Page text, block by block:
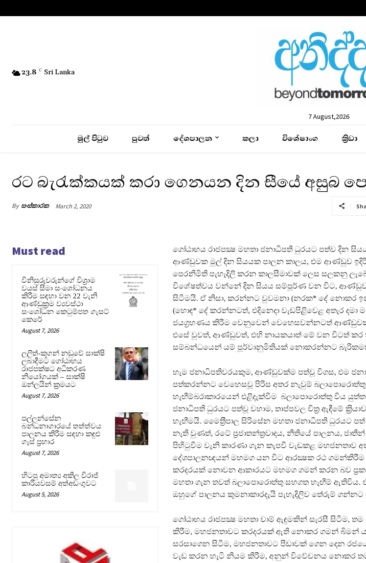
23.8 C Sri Lanka
7 August,2026
මුල් පිටුව පුවත් දේශපාලන කලා විශේෂාංග ක්‍රිඩා
රට බැරැක්කයක් කරා ගෙනයන දින සීයේ අසුබ
By සංස්කාරක March 2, 2020
Must read
විනිසුරුවරුන්ගේ විශ්‍රාම
වයස් සීමා සංශෝධනය
කිරීම සඳහා වන 22 වැනි
ආණ්ඩුක්‍රම ව්‍යවස්ථා
සංශෝධන කෙටුම්පත ගැසට්
කෙරේ
August 7, 2026
ලලිත්-කූගන් නඩුවේ සාක්ෂි
ලබාදීමට ගෝඨාභය
රාජපක්ෂට අධිකරණ
නියෝගයක් – සාක්ෂි
ඔන්ලයින් ක්‍රමයට
August 7, 2026
පල්ලන්සේන
බන්ධනාගාරයේ තත්ත්වය
පාලනය කිරීම සඳහා කඳුළු
ගෑස් ප්‍රහාර
August 7, 2026
හිටපු අමාත්‍ය අකිල විරාජ්
කාරියවසම් අත්අඩංගුවට
August 5, 2026
ගෝඨාභය රාජපක්‍ෂ මහතා ජනාධිපති ධුරයට පත්ව දින
ආණ්ඩුවක මුල් දින සියයක පාලන කාලය, එම ආණ්ඩුව
පෙරනිමිති පැහැදිලි කරන කාලසීමාවක් ලෙස සලකනු
විශේෂත්වය වන්නේ දින සියය සම්පූර්ණ වන විට,
සිටීමයි. ඒ නිසා, කරන්නට වුවමනා (නරක* දේ නොකර
(හොඳ* දේ කරන්නටත්, එදිනෙදා වැඩපිළිවෙළ අතැර
ජයග‍්‍රහණය කිරීම වෙනුවෙන් වෙහෙසවන්නටත් ආණ්ඩුවක්
එසේ වුවත්, ආණ්ඩුවත්, එහි නායකයාත් මේ වන විටත් කර
සම්බන්ධයෙන් යම් පූර්වානුමිතියක් නොකරන්නට
හැම ජනාධිපතිවරයකුම, ආණ්ඩුවක්ම පත්වූ විගස, එම
පත්කරන්නට වෙහෙසවූ පිරිස අතර නැවුම් බලාපොරොත්තු,
හැඟීම්බරාකාරයෙන් එළිදැක්වීම බලාපොරොත්තු විය
ජනාධිපති ධුරයට පත්වූ වහාම, තාප්පවල චිත‍්‍ර ඇඳීමේ
හැඟීමයි. මෛත‍්‍රීපාල සිරිසේන මහතා ජනාධිපති ධුරයට පත්
නැති වුණත්, රටේ ප‍්‍රජාතන්ත‍්‍රවාදය, නීතියේ පාලනය,
පිහිටුවීම වැනි කාරණා ගැන කැපවී වැඩකළ මහජනතාව
දේශපාලනඥයන් මහමග යන විට ආරක්‍ෂක රථ ගමන්කිරීම
කරදරයක් නොවන ආකාරයට මහමග ගමන් කරන බව
මහතා ගැන තවත් බලාපොරොත්තු සහගත හැඟීම් ඇතිවිය.
ඔහුගේ පාලනය කුමනාකාරදැයි පැහැදිලිව තේරුම්
ගෝඨාභය රාජපක්‍ෂ මහතා චාම් ඇඳුමකින් සැරසී සිටීම,
කිරීම, මහජනතාවට කරදරයක් ඇති නොකර ගමන් බිමන්
සරසාගෙන සිටීම, මහජනතාවට පීඩාවක් ගෙන දෙන
වැඩ කරන හැටි නියම කිරීම, අනුන් විවේචනය නොකර